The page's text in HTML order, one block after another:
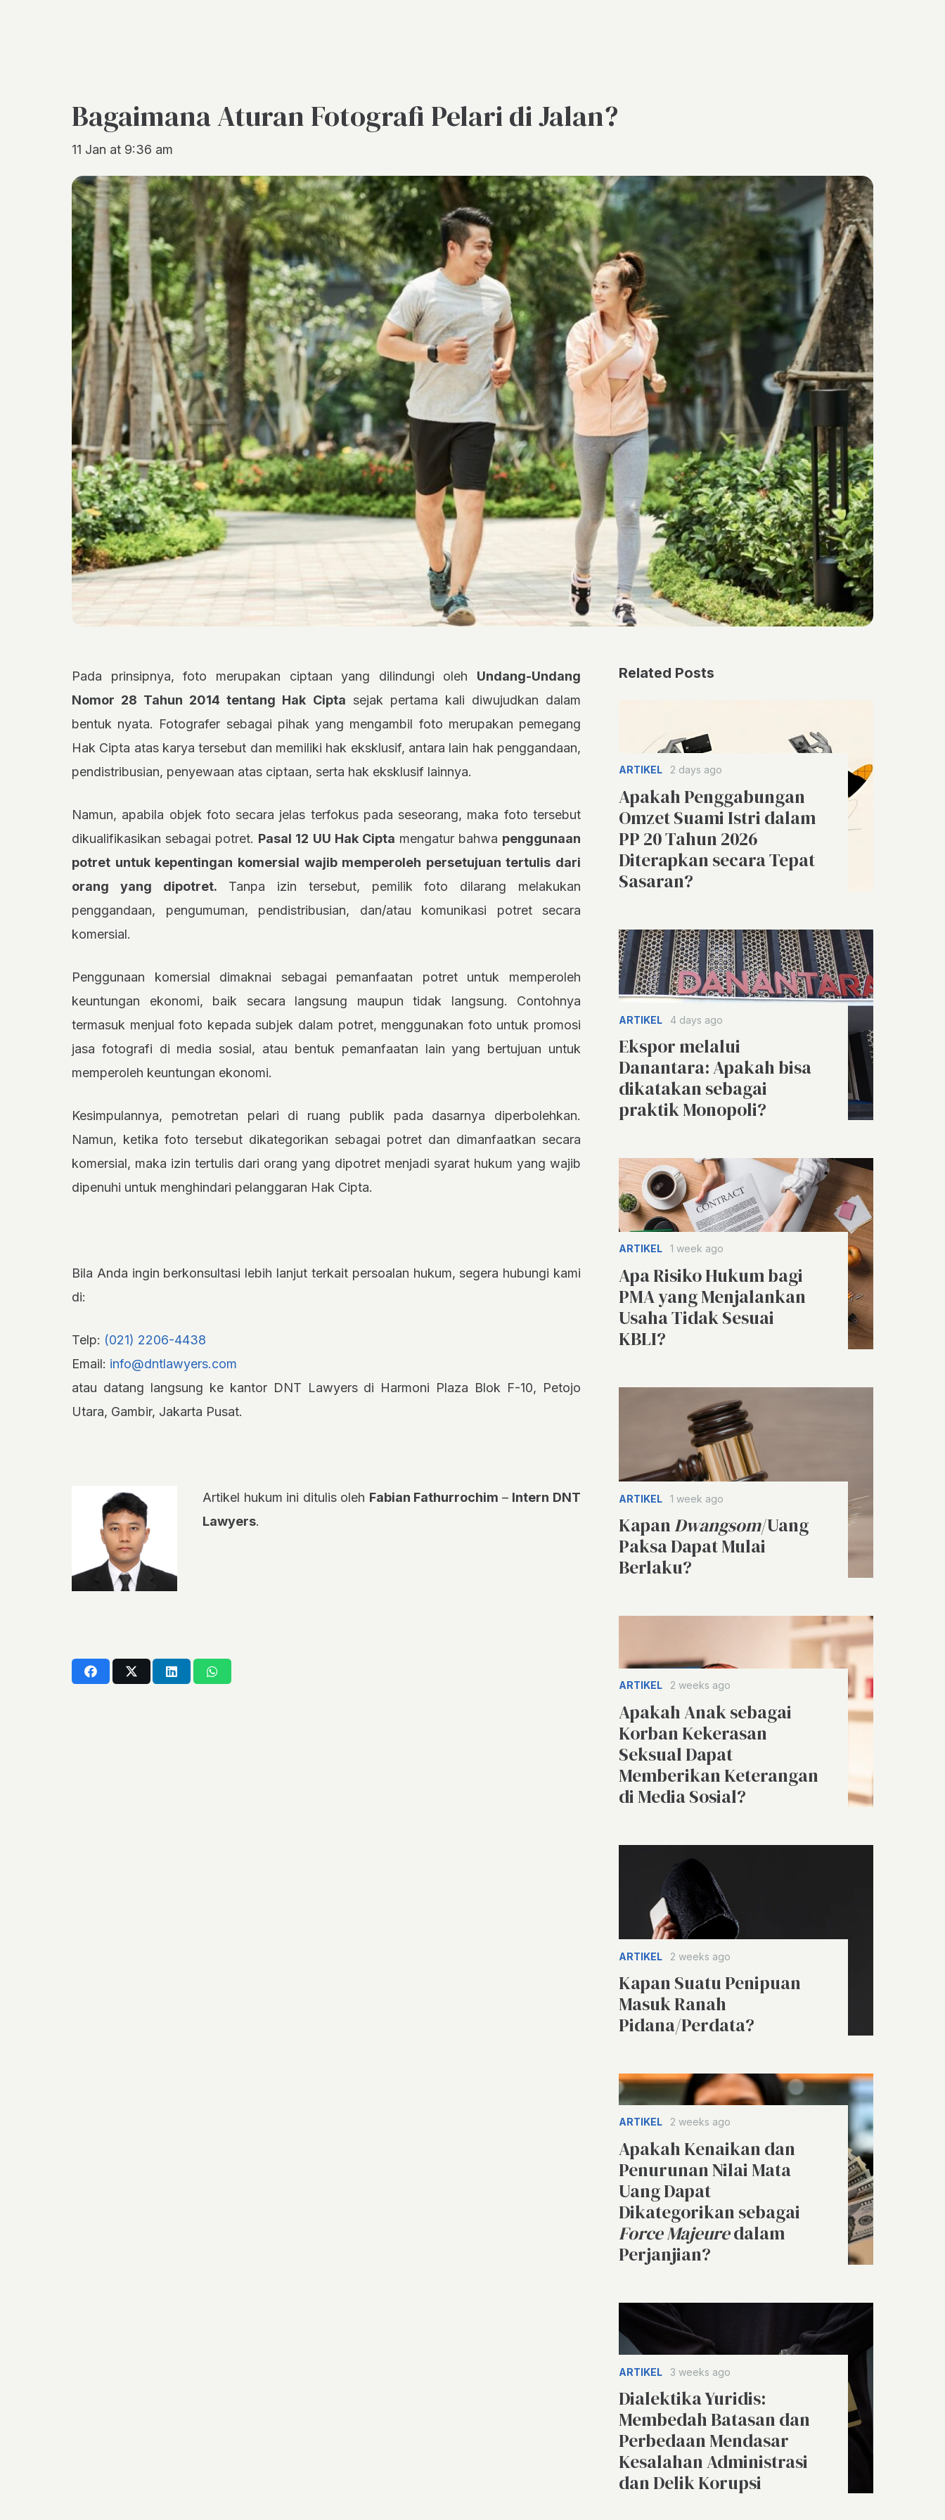
Bagaimana Aturan Fotografi Pelari di Jalan?
11 Jan at 9:36 am
Pada prinsipnya, foto merupakan ciptaan yang dilindungi oleh Undang-Undang
Nomor 28 Tahun 2014 tentang Hak Cipta sejak pertama kali diwujudkan dalam
bentuk nyata. Fotografer sebagai pihak yang mengambil foto merupakan pemegang
Hak Cipta atas karya tersebut dan memiliki hak eksklusif, antara lain hak penggandaan,
pendistribusian, penyewaan atas ciptaan, serta hak eksklusif lainnya.
Namun, apabila objek foto secara jelas terfokus pada seseorang, maka foto tersebut
dikualifikasikan sebagai potret. Pasal 12 UU Hak Cipta mengatur bahwa penggunaan
potret untuk kepentingan komersial wajib memperoleh persetujuan tertulis dari
orang yang dipotret. Tanpa izin tersebut, pemilik foto dilarang melakukan
penggandaan, pengumuman, pendistribusian, dan/atau komunikasi potret secara
komersial.
Penggunaan komersial dimaknai sebagai pemanfaatan potret untuk memperoleh
keuntungan ekonomi, baik secara langsung maupun tidak langsung. Contohnya
termasuk menjual foto kepada subjek dalam potret, menggunakan foto untuk promosi
jasa fotografi di media sosial, atau bentuk pemanfaatan lain yang bertujuan untuk
memperoleh keuntungan ekonomi.
Kesimpulannya, pemotretan pelari di ruang publik pada dasarnya diperbolehkan.
Namun, ketika foto tersebut dikategorikan sebagai potret dan dimanfaatkan secara
komersial, maka izin tertulis dari orang yang dipotret menjadi syarat hukum yang wajib
dipenuhi untuk menghindari pelanggaran Hak Cipta.
Bila Anda ingin berkonsultasi lebih lanjut terkait persoalan hukum, segera hubungi kami
di:
Telp: (021) 2206-4438
Email: info@dntlawyers.com
atau datang langsung ke kantor DNT Lawyers di Harmoni Plaza Blok F-10, Petojo
Utara, Gambir, Jakarta Pusat.
Artikel hukum ini ditulis oleh Fabian Fathurrochim – Intern DNT
Lawyers.
Related Posts
ARTIKEL 2 days ago
Apakah Penggabungan
Omzet Suami Istri dalam
PP 20 Tahun 2026
Diterapkan secara Tepat
Sasaran?
ARTIKEL 4 days ago
Ekspor melalui
Danantara: Apakah bisa
dikatakan sebagai
praktik Monopoli?
ARTIKEL 1 week ago
Apa Risiko Hukum bagi
PMA yang Menjalankan
Usaha Tidak Sesuai
KBLI?
ARTIKEL 1 week ago
KapanDwangsom/Uang
Paksa Dapat Mulai
Berlaku?
ARTIKEL 2 weeks ago
Apakah Anak sebagai
Korban Kekerasan
Seksual Dapat
Memberikan Keterangan
di Media Sosial?
ARTIKEL 2 weeks ago
Kapan Suatu Penipuan
Masuk Ranah
Pidana/Perdata?
ARTIKEL 2 weeks ago
Apakah Kenaikan dan
Penurunan Nilai Mata
Uang Dapat
Dikategorikan sebagai
Force Majeuredalam
Perjanjian?
ARTIKEL 3 weeks ago
Dialektika Yuridis:
Membedah Batasan dan
Perbedaan Mendasar
Kesalahan Administrasi
dan Delik Korupsi